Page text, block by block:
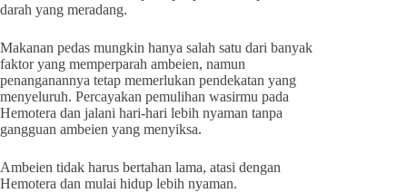
darah yang meradang.
Makanan pedas mungkin hanya salah satu dari banyak
faktor yang memperparah ambeien, namun
penanganannya tetap memerlukan pendekatan yang
menyeluruh. Percayakan pemulihan wasirmu pada
Hemotera dan jalani hari-hari lebih nyaman tanpa
gangguan ambeien yang menyiksa.
Ambeien tidak harus bertahan lama, atasi dengan
Hemotera dan mulai hidup lebih nyaman.